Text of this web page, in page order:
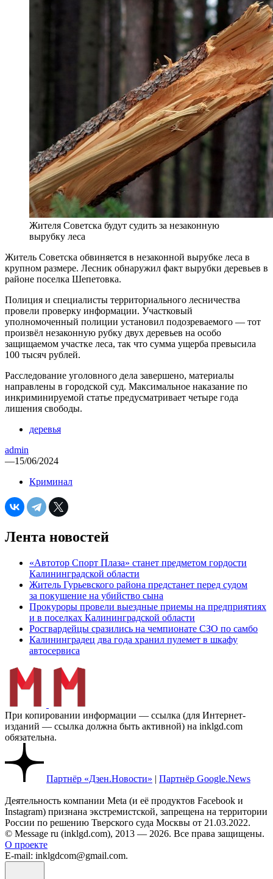
Жителя Советска будут судить за незаконную
вырубку леса
Житель Советска обвиняется в незаконной вырубке леса в
крупном размере. Лесник обнаружил факт вырубки деревьев в
районе поселка Шепетовка.
Полиция и специалисты территориального лесничества
провели проверку информации. Участковый
уполномоченный полиции установил подозреваемого — тот
произвёл незаконную рубку двух деревьев на особо
защищаемом участке леса, так что сумма ущерба превысила
100 тысяч рублей.
Расследование уголовного дела завершено, материалы
направлены в городской суд. Максимальное наказание по
инкриминируемой статье предусматривает четыре года
лишения свободы.
деревья
admin
—15/06/2024
Криминал
Лента новостей
«Автотор Спорт Плаза» станет предметом гордости
Калининградской области
Житель Гурьевского района предстанет перед судом
за покушение на убийство сына
Прокуроры провели выездные приемы на предприятиях
и в поселках Калининградской области
Росгвардейцы сразились на чемпионате СЗО по самбо
Калининградец два года хранил пулемет в шкафу
автосервиса
При копировании информации — ссылка (для Интернет-
изданий — ссылка должна быть активной) на inklgd.com
обязательна.
Партнёр «Дзен.Новости» | Партнёр Google.News
Деятельность компании Meta (и её продуктов Facebook и
Instagram) признана экстремистской, запрещена на территории
России по решению Тверского суда Москвы от 21.03.2022.
© Message ru (inklgd.com), 2013 — 2026. Все права защищены.
О проекте
E-mail: inklgdcom@gmail.com.